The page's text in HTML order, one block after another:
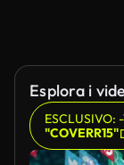
Esplora i
ESCLUSIVO:
"COVERR15"